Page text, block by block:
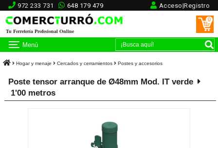
972 233 731 648 179 479 Acceso|Registro
Tu Ferretería Profesional Online
0
Menú
Hogar y menaje Cercados y cerramientos Postes y accesorios
Poste tensor arranque de Ø48mm Mod. IT verde
1'00 metros